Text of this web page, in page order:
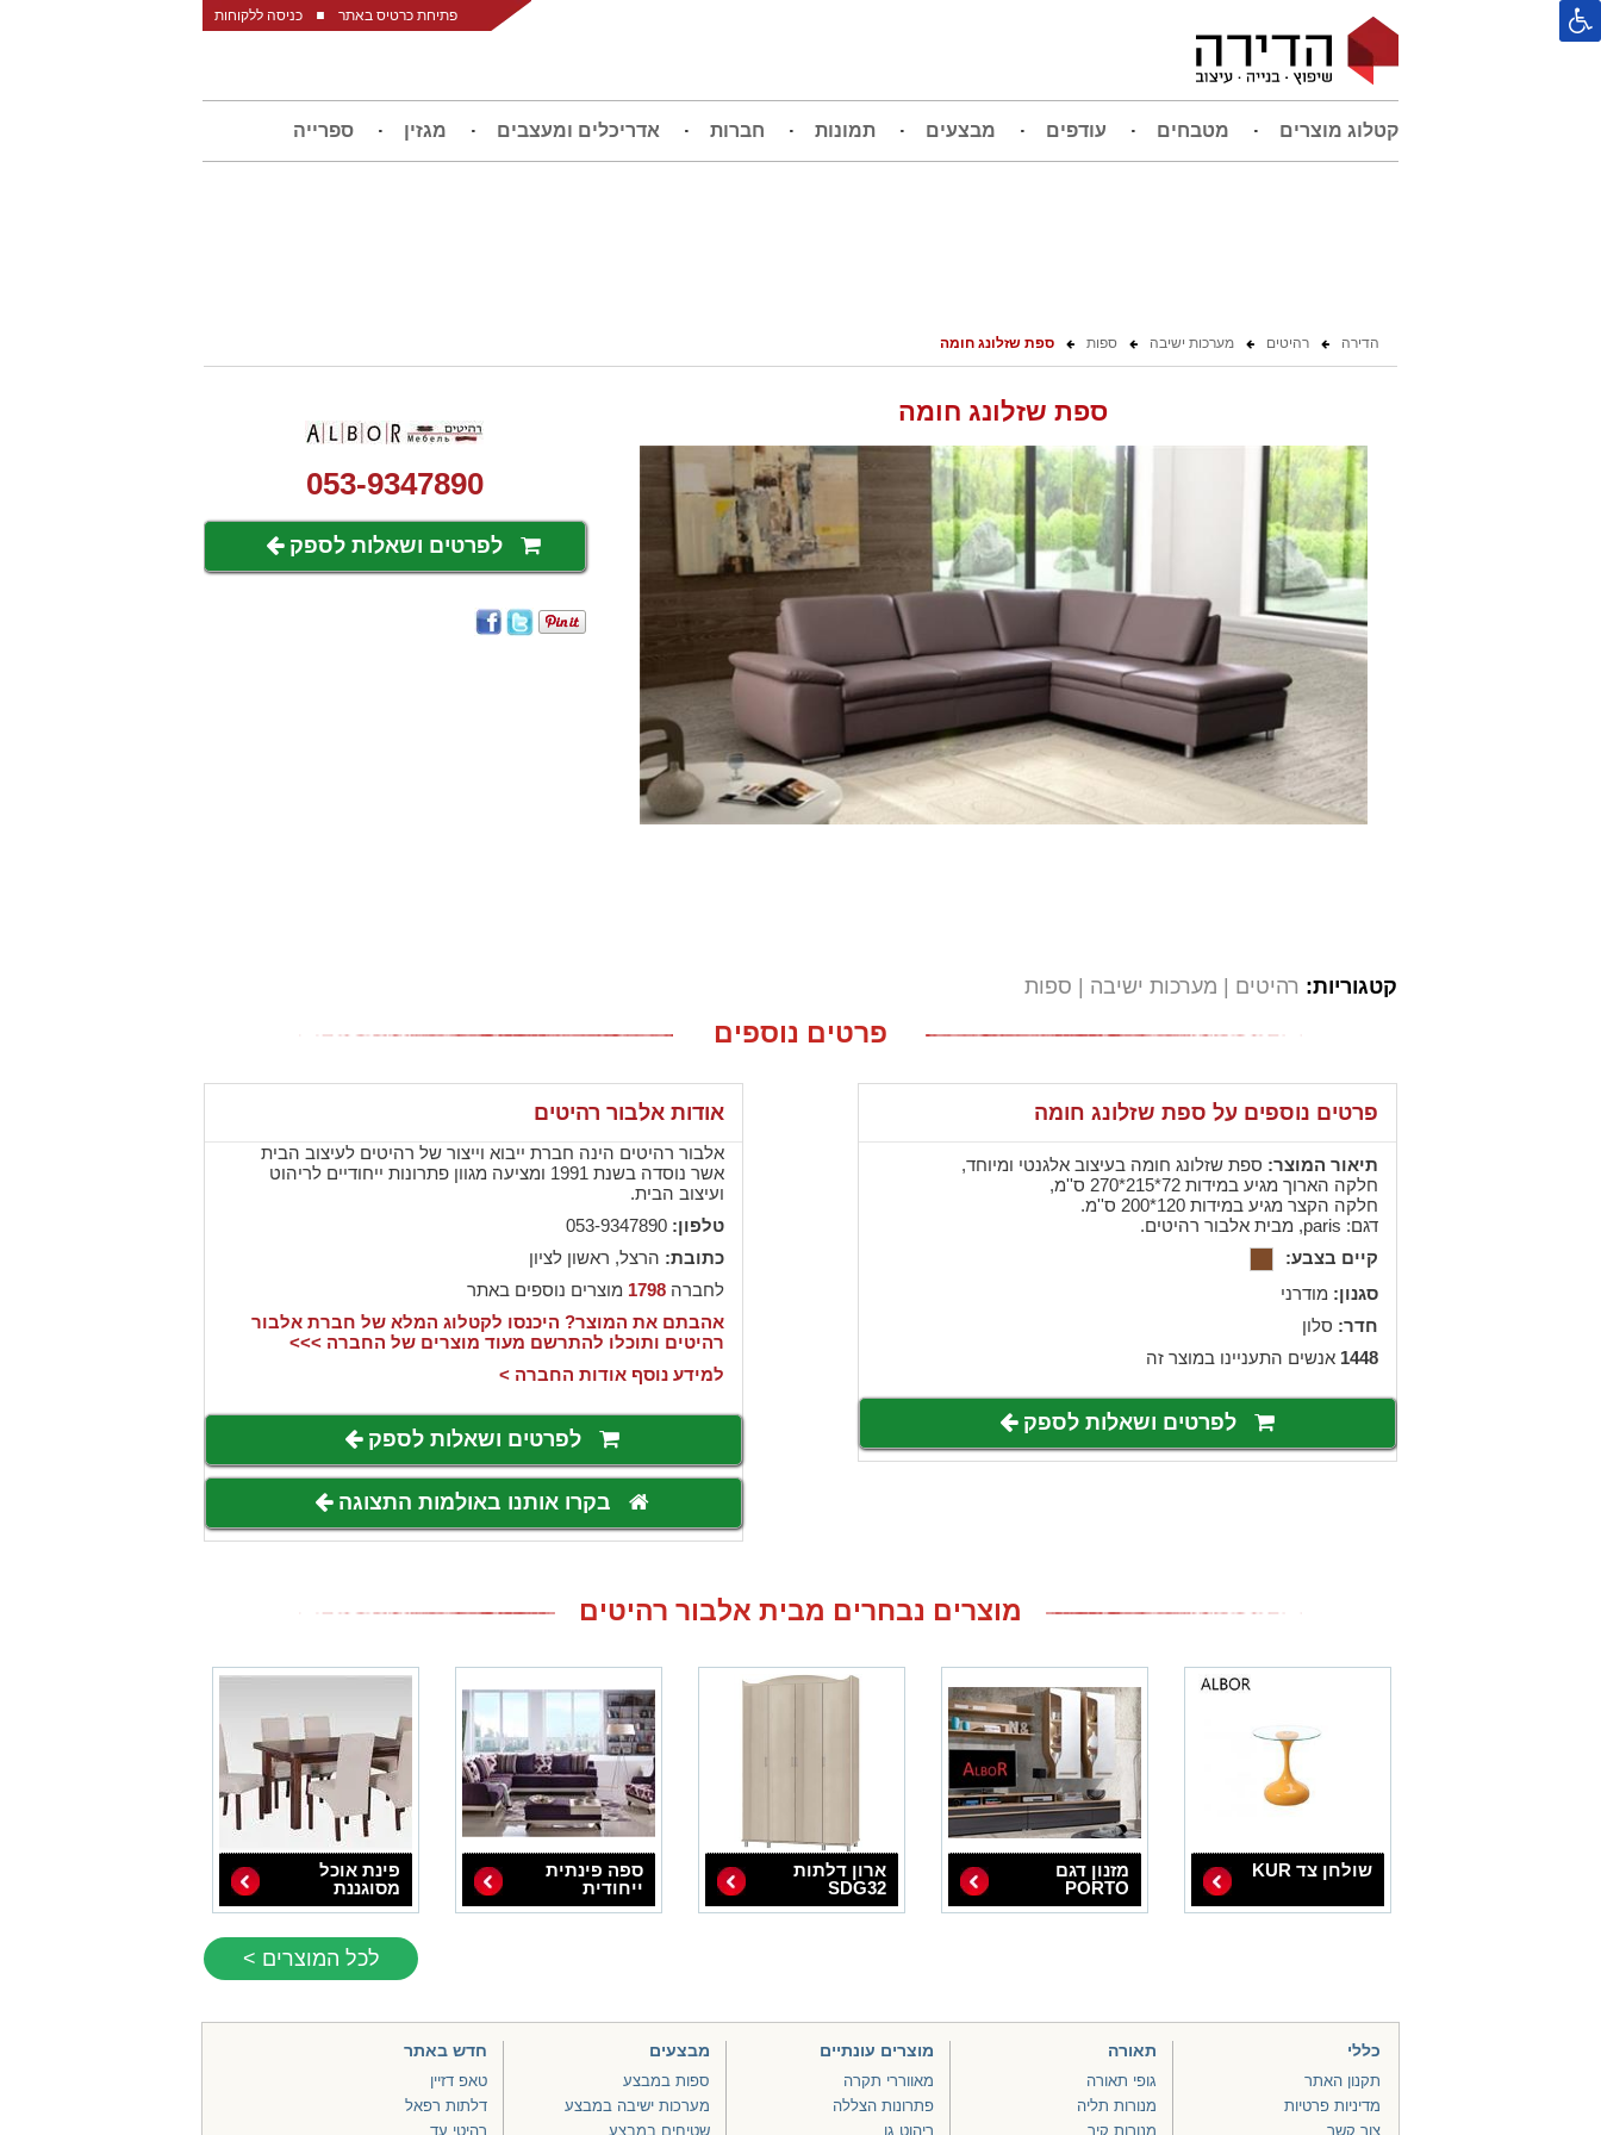
פתיחת כרטיס באתר כניסה ללקוחות
קטלוג מוצרים מטבחים עודפים מבצעים תמונות חברות אדריכלים ומעצבים מגזין ספרייה
הדירה רהיטים מערכות ישיבה ספות ספת שזלונג חומה
ספת שזלונג חומה
053-9347890
לפרטים ושאלות לספק
קטגוריות: רהיטים מערכות ישיבה ספות
פרטים נוספים
פרטים נוספים על ספת שזלונג חומה
תיאור המוצר: ספת שזלונג חומה בעיצוב אלגנטי ומיוחד,
חלקה הארוך מגיע במידות 72*215*270 ס''מ,
חלקה הקצר מגיע במידות 120*200 ס''מ.
דגם: paris, מבית אלבור רהיטים.
קיים בצבע:
סגנון: מודרני
חדר: סלון
1448 אנשים התעניינו במוצר זה
לפרטים ושאלות לספק
אודות אלבור רהיטים
אלבור רהיטים הינה חברת ייבוא וייצור של רהיטים לעיצוב הבית
אשר נוסדה בשנת 1991 ומציעה מגוון פתרונות ייחודיים לריהוט
ועיצוב הבית.
טלפון:053-9347890
כתובת: הרצל, ראשון לציון
לחברה1798 מוצרים נוספים באתר
אהבתם את המוצר? היכנסו לקטלוג המלא של חברת אלבור
רהיטים ותוכלו להתרשם מעוד מוצרים של החברה >>>
למידע נוסף אודות החברה >
לפרטים ושאלות לספק
בקרו אותנו באולמות התצוגה
מוצרים נבחרים מבית אלבור רהיטים
שולחן צד KUR
מזנון דגם
PORTO
ארון דלתות
SDG32
ספה פינתית
ייחודית
פינת אוכל
מסוגננת
לכל המוצרים >
כללי
תקנון האתר
מדיניות פרטיות
צור קשר
תאורה
גופי תאורה
מנורות תליה
מנורות קיר
מוצרים עונתיים
מאווררי תקרה
פתרונות הצללה
ריהוט גן
מבצעים
ספות במבצע
מערכות ישיבה במבצע
שטיחים במבצע
חדש באתר
טאפ דזיין
דלתות רפאל
רהיטי עד